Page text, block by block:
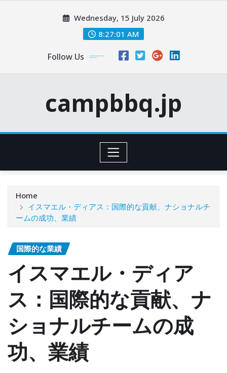
Wednesday, 15 July 2026
8:27:02 AM
Follow Us
campbbq.jp
Home
イスマエル・ディアス：国際的な貢献、ナショナルチ
ームの成功、業績
国際的な業績
イスマエル・ディア
ス：国際的な貢献、ナ
ショナルチームの成
功、業績